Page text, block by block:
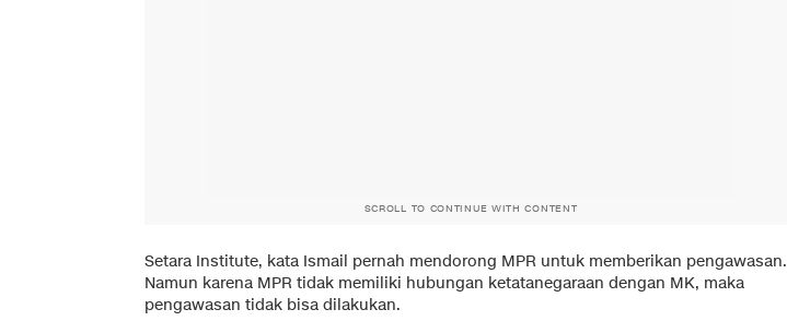
SCROLL TO CONTINUE WITH CONTENT
Setara Institute, kata Ismail pernah mendorong MPR untuk memberikan pengawasan.
Namun karena MPR tidak memiliki hubungan ketatanegaraan dengan MK, maka
pengawasan tidak bisa dilakukan.